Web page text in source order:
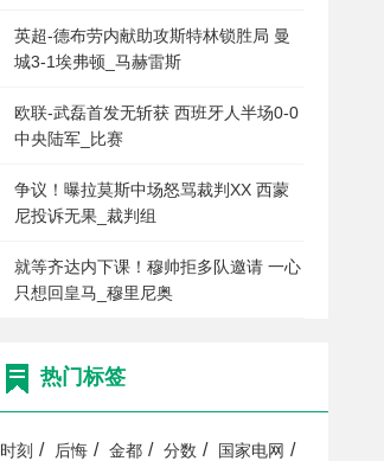
英超-德布劳内献助攻斯特林锁胜局 曼
城3-1埃弗顿_马赫雷斯
欧联-武磊首发无斩获 西班牙人半场0-0
中央陆军_比赛
争议！曝拉莫斯中场怒骂裁判XX 西蒙
尼投诉无果_裁判组
就等齐达内下课！穆帅拒多队邀请 一心
只想回皇马_穆里尼奥
热门标签
时刻 / 后悔 / 金都 / 分数 / 国家电网 /